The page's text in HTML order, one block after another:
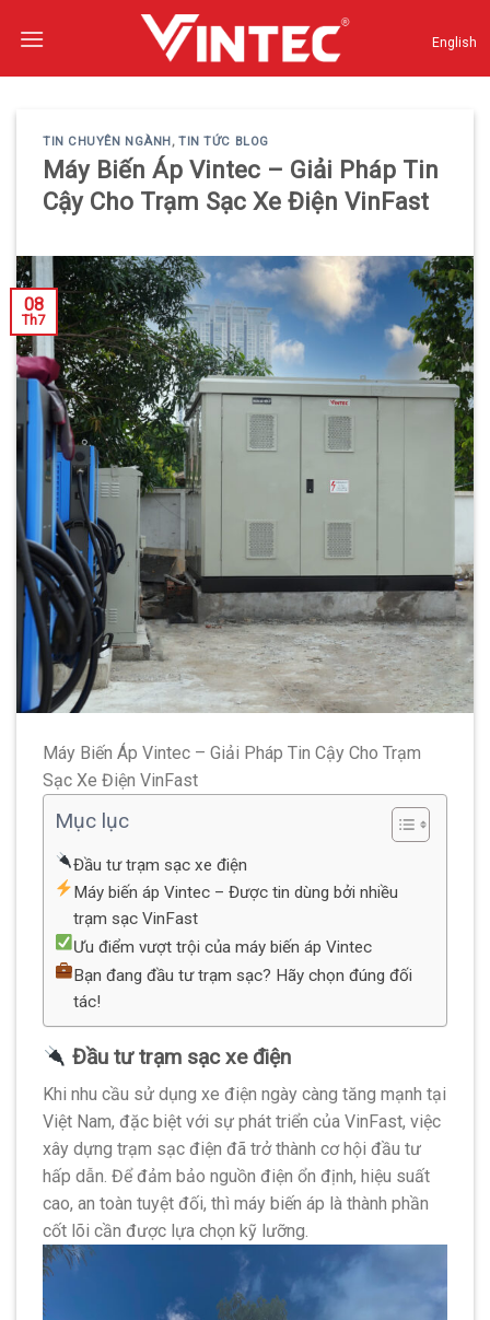
English
TIN CHUYÊN NGÀNH,TIN TỨC BLOG
Máy Biến Áp Vintec – Giải Pháp Tin
Cậy Cho Trạm Sạc Xe Điện VinFast
08
Th7
Máy Biến Áp Vintec – Giải Pháp Tin Cậy Cho Trạm
Sạc Xe Điện VinFast
Mục lục
Đầu tư trạm sạc xe điện
Máy biến áp Vintec – Được tin dùng bởi nhiều
trạm sạc VinFast
Ưu điểm vượt trội của máy biến áp Vintec
Bạn đang đầu tư trạm sạc? Hãy chọn đúng đối
tác!
Đầu tư trạm sạc xe điện
Khi nhu cầu sử dụng xe điện ngày càng tăng mạnh tại
Việt Nam, đặc biệt với sự phát triển của VinFast, việc
xây dựng trạm sạc điện đã trở thành cơ hội đầu tư
hấp dẫn. Để đảm bảo nguồn điện ổn định, hiệu suất
cao, an toàn tuyệt đối, thì máy biến áp là thành phần
cốt lõi cần được lựa chọn kỹ lưỡng.